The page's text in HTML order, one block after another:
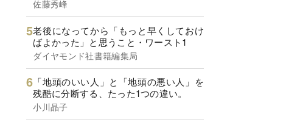
佐藤秀峰
老後になってから「もっと早くしておけ
ばよかった」と思うこと・ワースト1
ダイヤモンド社書籍編集局
「地頭のいい人」と「地頭の悪い人」を
残酷に分断する、たった1つの違い。
小川晶子